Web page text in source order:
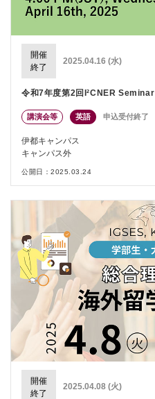
開催
終了
2025.04.16 (水)
令和7年度第2回I²CNER Seminar
講演会等 英語 申込受付終了
伊都キャンパス
キャンパス外
公開日：2025.03.24
開催
終了
2025.04.08 (火)